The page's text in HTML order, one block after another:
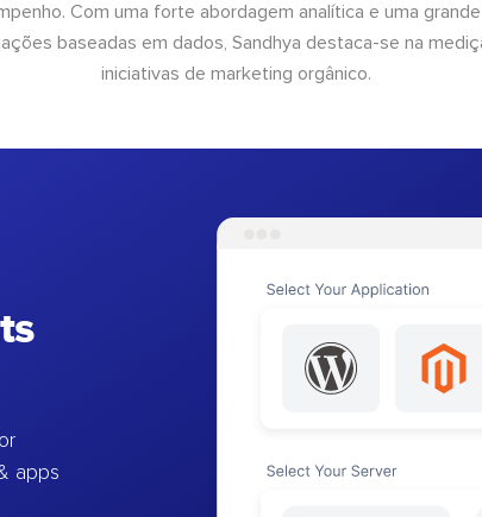
Com uma forte abordagem analítica e uma
baseadas em dados, Sandhya destaca-se na
iniciativas de marketing orgânico.
apps